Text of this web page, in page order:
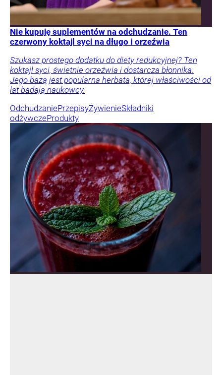
Nie kupuję suplementów na odchudzanie. Ten
czerwony koktajl syci na długo i orzeźwia
Szukasz prostego dodatku do diety redukcyjnej? Ten
koktajl syci, świetnie orzeźwia i dostarcza błonnika.
Jego bazą jest popularna herbata, której właściwości od
lat badają naukowcy.
OdchudzaniePrzepisyŻywienieSkładniki
odżywczeProdukty